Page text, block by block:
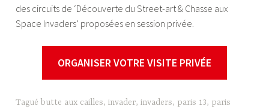
des circuits de ‘Découverte du Street-art & Chasse aux
Space Invaders’ proposées en session privée.
ORGANISER VOTRE VISITE PRIVÉE
Tagué butte aux cailles,invader,invaders, paris 13, paris